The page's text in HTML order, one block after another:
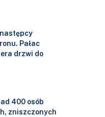
Pałac
drzwi do
400 osób
zniszczonych